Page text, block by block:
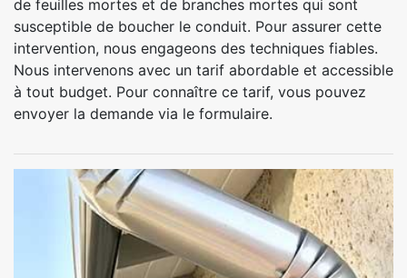
de feuilles mortes et de branches mortes qui sont
susceptible de boucher le conduit. Pour assurer cette
intervention, nous engageons des techniques fiables.
Nous intervenons avec un tarif abordable et accessible
à tout budget. Pour connaître ce tarif, vous pouvez
envoyer la demande via le formulaire.